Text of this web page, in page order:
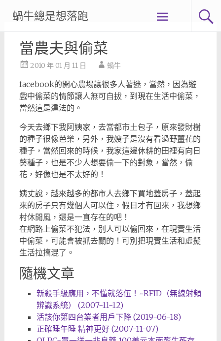
content
蝸牛總是想落跑
當農夫與偷菜
2010 年 01 月 11 日 蝸牛
facebook的開心農場讓很多人著迷，當然，因為遊
戲中偷菜的情節讓人無可自拔，到現在生活中偷菜，
當然這是違法的。
今天去鄉下我阿姨家，去當都市土包子，原來發財樹
的種子很像芭樂，另外，我嫂子是沒有看過野薑花的
種子，當然回來的時候，我家這邊休耕的田裡有向日
葵種子，也是不少人想要偷一下的對象，當然，偷
花，好像也是不太好的！
姨丈說，越來越多的都市人去鄉下買地蓋房子，蓋起
來的房子只有幾個人可以住，假日才有回來，我想鄉
村休閒風，還是一直存在的吧！
在網路上偷菜不犯法，別人可以偷回來，在現實生活
中偷菜，可能會被抓去關的！可別把現實生活和虛擬
生活拉搞混了。
隨機文章
新殺手級應用，不懂就落伍！~RFID（無線射頻
辨識系統） (2007-11-12)
活該你第四台業者用戶下降 (2019-06-18)
正確睡午睡 精神更好 (2007-11-07)